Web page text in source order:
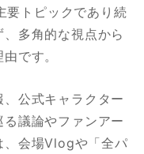
要トピックであり続
多角的な視点から
です。
公式キャラクター
る議論やファンアー
、会場Vlogや「全パ